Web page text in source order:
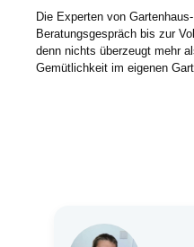
Die Experten von
Beratungsgespräch bis zur
denn nichts überzeugt mehr
Gemütlichkeit im eigenen